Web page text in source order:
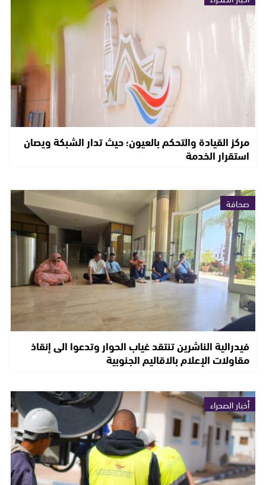
مركز القيادة والتحكم بالعيون؛ حيث تدار الشبكة ويصان
استقرار الخدمة
صحافة
فيدرالية الناشرين تنتقد غياب الحوار وتدعوا الى إنقاذ
مقاولات الإعلام بالاقاليم الجنوبية
أخبار الصحراء